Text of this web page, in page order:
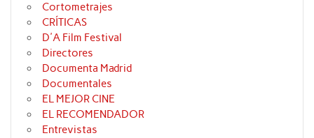
Cortometrajes
CRÍTICAS
D'A Film Festival
Directores
Documenta Madrid
Documentales
EL MEJOR CINE
EL RECOMENDADOR
Entrevistas